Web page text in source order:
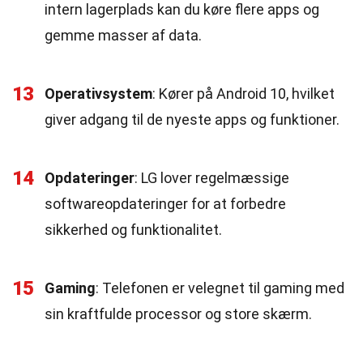
intern lagerplads kan du køre flere apps og
gemme masser af data.
13 Operativsystem: Kører på Android 10, hvilket
giver adgang til de nyeste apps og funktioner.
14 Opdateringer: LG lover regelmæssige
softwareopdateringer for at forbedre
sikkerhed og funktionalitet.
15 Gaming: Telefonen er velegnet til gaming med
sin kraftfulde processor og store skærm.